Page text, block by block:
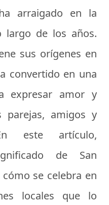
arraigado en la
largo de los años.
sus orígenes en
convertido en una
expresar amor y
parejas, amigos y
este artículo,
de San
se celebra en
locales que lo